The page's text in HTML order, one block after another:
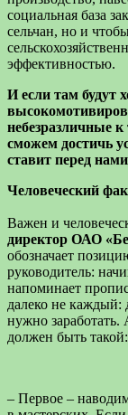
социальная база
сельчан, но и
эффективностью.
И если там будут
небезразличные
сможем достичь
ставит перед
Человеческий
Важен и
директор ОАО
обозначает
руководитель:
напоминает
далеко не каждый:
нужно заработать.
должен быть такой:
– Первое –